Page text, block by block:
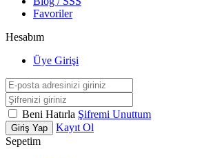
Favoriler
Hesabım
Üye Girişi
Beni Hatırla Şifremi Unuttum
Giriş Yap
Kayıt Ol
Sepetim